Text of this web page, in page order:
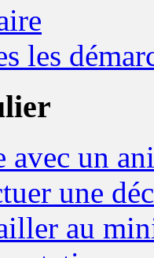
les
avec un
une
au